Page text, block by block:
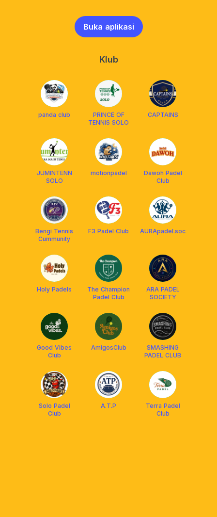
Buka aplikasi
Klub
panda club
PRINCE OF
TENNIS SOLO
CAPTAINS
JUMINTENN
SOLO
motionpadel
Dawoh Padel
Club
Bengi Tennis
Cummunity
F3 Padel Club AURApadel.soc
Holy Padels
The Champion
Padel Club
ARA PADEL
SOCIETY
Good Vibes
Club
AmigosClub
SMASHING
PADEL CLUB
Solo Padel
Club
A.T.P
Terra Padel
Club